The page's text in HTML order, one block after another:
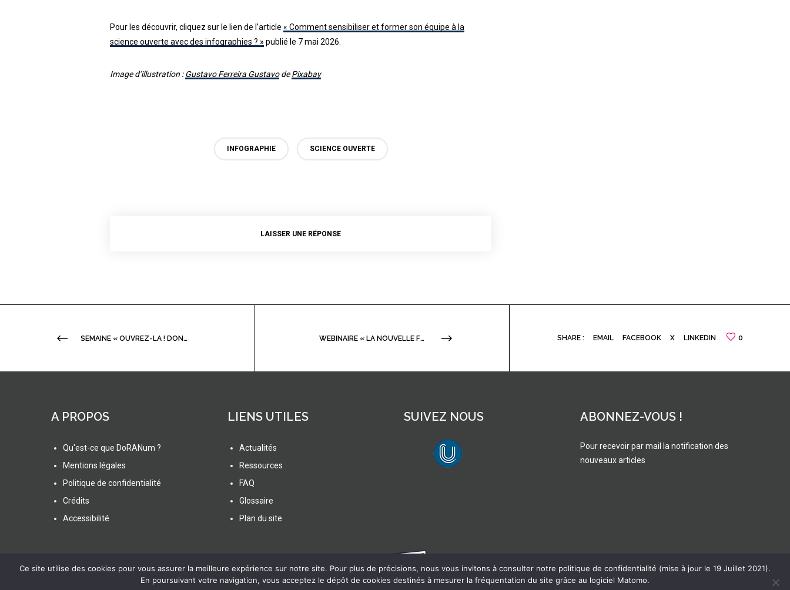
Pour les découvrir, cliquez sur le lien de l’article « Comment sensibiliser et former son équipe à la
science ouverte avec des infographies ? » publié le 7 mai 2026.
Image d’illustration :Gustavo Ferreira GustavodePixabay
INFOGRAPHIE SCIENCE OUVERTE
LAISSER UNE RÉPONSE
SEMAINE « OUVREZ-LA ! DONNÉES ET PUBLICATIONS OUVERTES POUR UNE SCIENCE PARTAGÉE » : VIDÉOS ET SUPPORTS EN LIGNE WEBINAIRE « LA NOUVELLE FONCTIONNALITÉ POUR DÉCRIRE LA GESTION DES CODES ET LOGICIELS DANS DMP-OPIDOR » : VIDÉO EN LIGNE SHARE : EMAIL FACEBOOK X LINKEDIN 0
A PROPOS
Qu'est-ce que DoRANum ?
Mentions légales
Politique de confidentialité
Crédits
Accessibilité
LIENS UTILES
Actualités
Ressources
FAQ
Glossaire
Plan du site
SUIVEZ NOUS ABONNEZ-VOUS !
Pour recevoir par mail la notification des
nouveaux articles
Ce site utilise des cookies pour vous assurer la meilleure expérience sur notre site. Pour plus de précisions, nous vous invitons à consulter notre politique de confidentialité (mise à jour le 19 Juillet 2021).
En poursuivant votre navigation, vous acceptez le dépôt de cookies destinés à mesurer la fréquentation du site grâce au logiciel Matomo.